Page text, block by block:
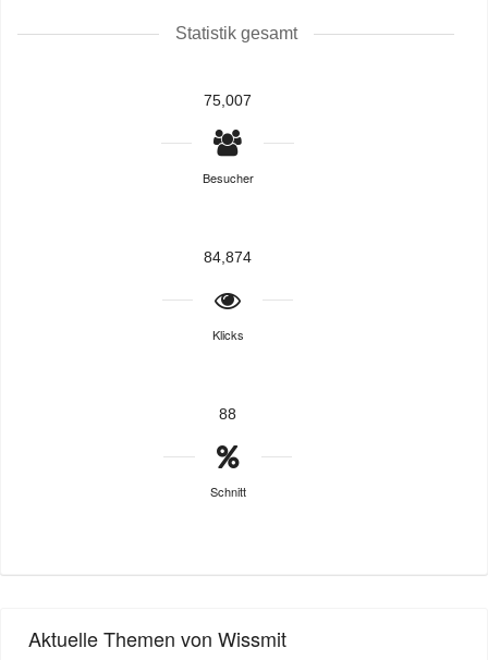
Statistik gesamt
75,007
Besucher
84,874
Klicks
88
Schnitt
Aktuelle Themen von Wissmit